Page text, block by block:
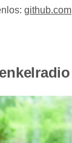
github.com